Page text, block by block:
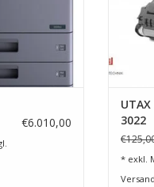
€6.010,00
3022
* exkl.